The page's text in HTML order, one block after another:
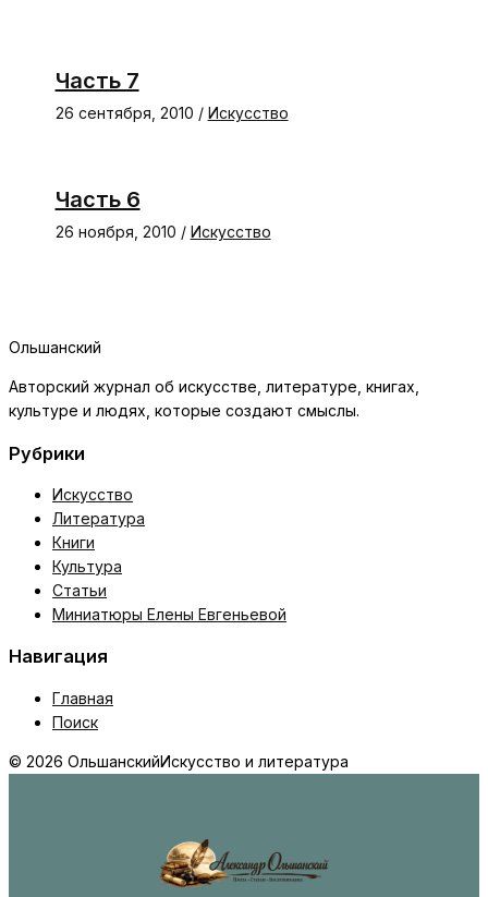
Часть 7
26 сентября, 2010 / Искусство
Часть 6
26 ноября, 2010 / Искусство
Ольшанский
Авторский журнал об искусстве, литературе, книгах,
культуре и людях, которые создают смыслы.
Рубрики
Искусство
Литература
Книги
Культура
Статьи
Миниатюры Елены Евгеньевой
Навигация
Главная
Поиск
© 2026 ОльшанскийИскусство и литература